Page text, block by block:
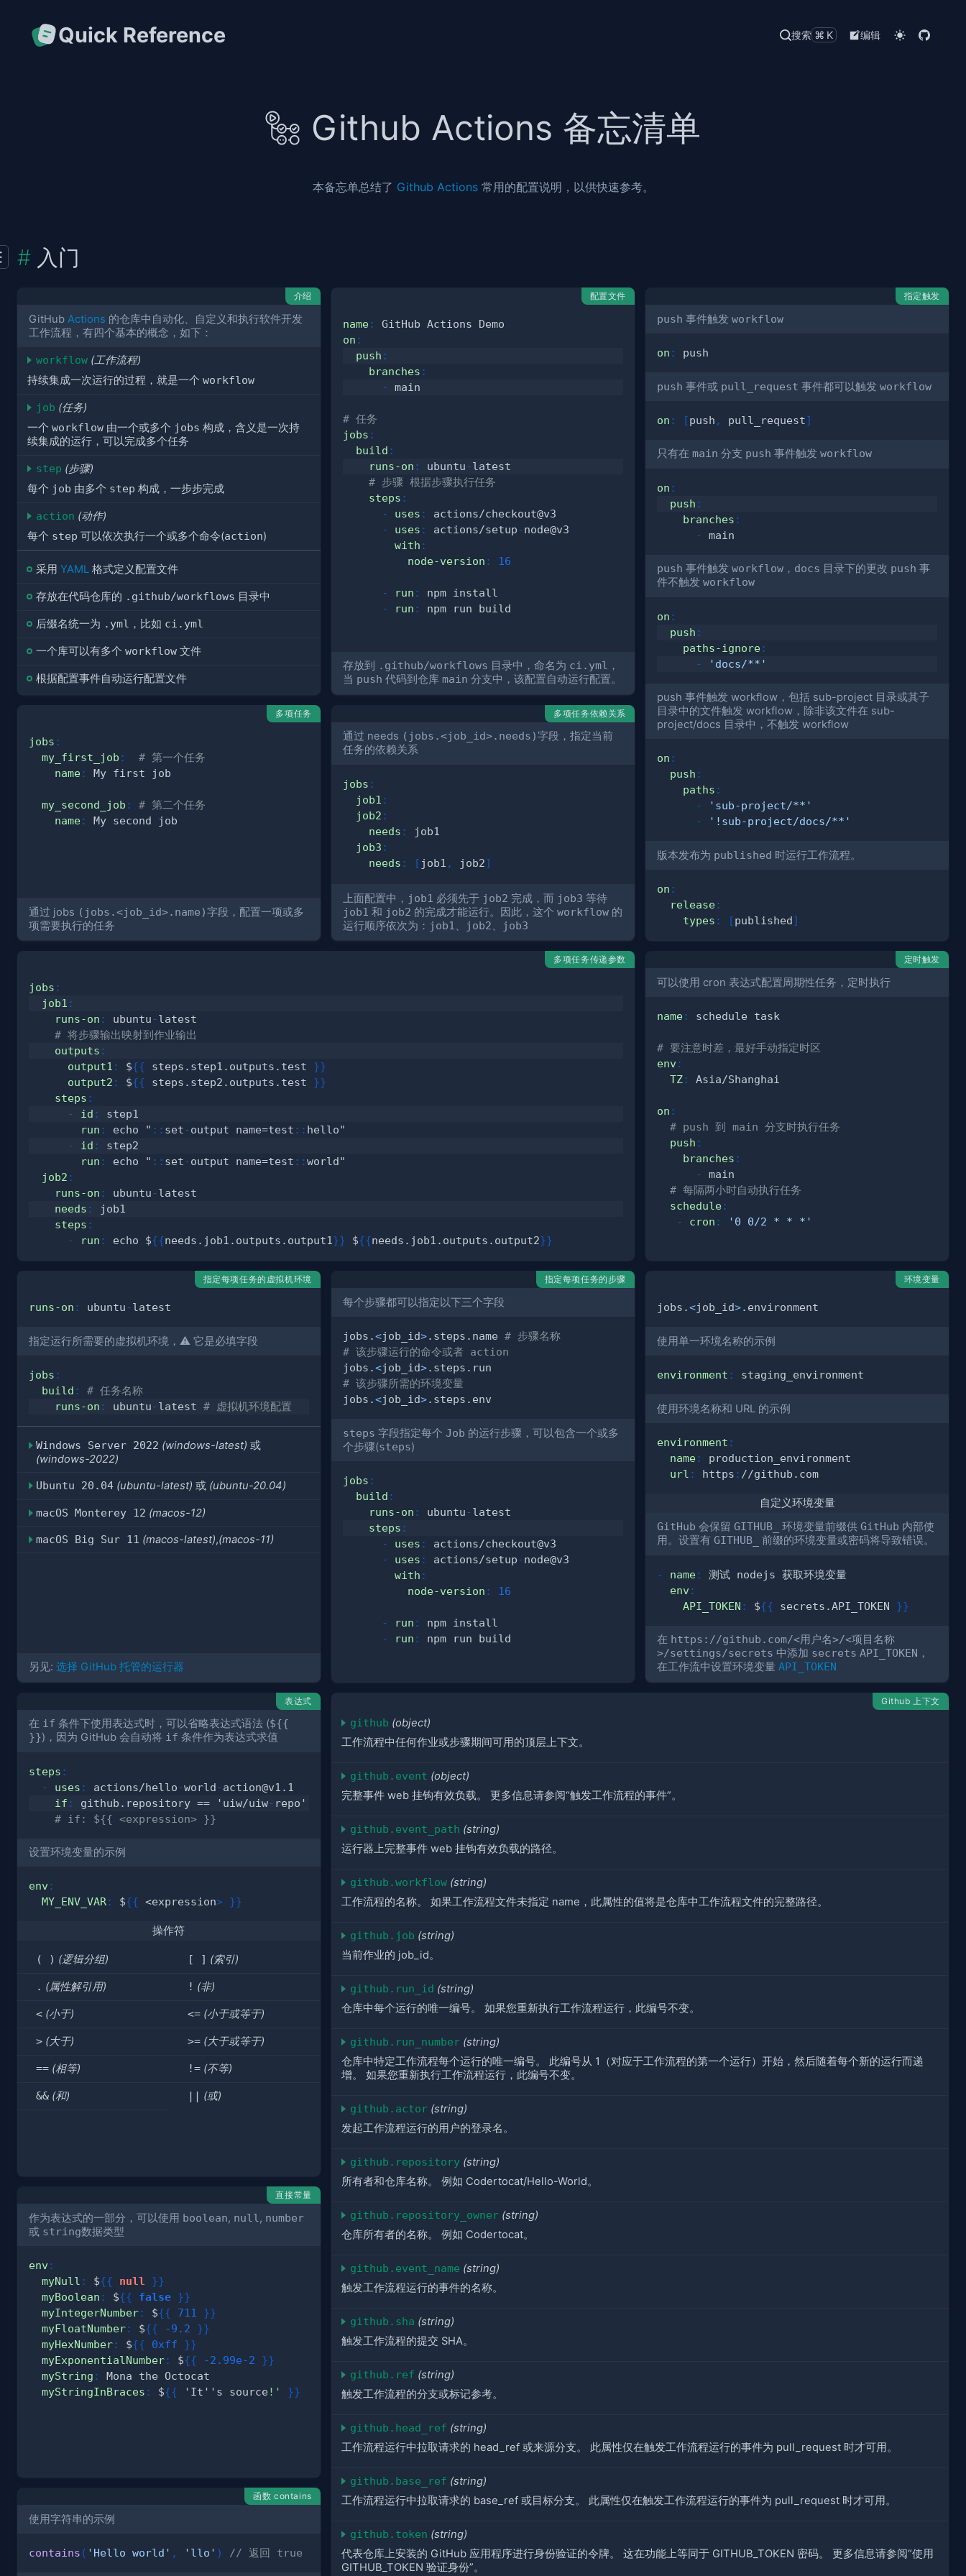
Quick Reference 搜索 ⌘K 编辑
Github Actions 备忘清单
本备忘单总结了 Github Actions常用的配置说明，以供快速参考。
入门
介绍
GitHub Actions 的仓库中自动化、自定义和执行软件开发
工作流程，有四个基本的概念，如下：
workflow (工作流程)
持续集成一次运行的过程，就是一个 workflow
job (任务)
一个 workflow 由一个或多个 jobs 构成，含义是一次持
续集成的运行，可以完成多个任务
step (步骤)
每个 job 由多个 step 构成，一步步完成
action (动作)
每个 step 可以依次执行一个或多个命令(action)
采用 YAML 格式定义配置文件
存放在代码仓库的 .github/workflows 目录中
后缀名统一为 .yml ，比如 ci.yml
一个库可以有多个 workflow 文件
根据配置事件自动运行配置文件
配置文件
name:
on :
push :
branches :
-
# 任务
jobs :
build :
runs-on : ubuntu-
# 步骤 根据步骤执行任务
steps :
-
uses :
-
uses : actions/setup-
with :
node-version : 16
- run :
-
run :
存放到 .github/workflows 目录中，命名为 ci.yml ，
当 push 代码到仓库 main 分支中，该配置自动运行配置。
指定触发
push 事件触发workflow
on :
push 事件或 pull_request 事件都可以触发workflow
on : [push , pull_request]
只有在 main 分支 push 事件触发workflow
on :
push :
branches :
-
push 事件触发workflow ， docs 目录下的更改 push 事
件不触发workflow
on :
push :
paths-ignore:
-
'docs/**'
push 事件触发 workflow，包括 sub-project 目录或其子
目录中的文件触发 workflow，除非该文件在 sub-
project/docs 目录中，不触发 workflow
on :
push :
paths :
-
'sub-project/**'
-
'!sub-project/docs/**'
版本发布为 published 时运行工作流程。
on :
release:
types : [published]
多项任务
jobs :
my_first_job :
# 第一个任务
name:
my_second_job :
# 第二个任务
name:
通过 jobs (jobs.<job_id>.name)字段，配置一项或多
项需要执行的任务
多项任务依赖关系
通过 needs (jobs.<job_id>.needs)字段，指定当前
任务的依赖关系
jobs :
job1 :
job2 :
needs :
job3 :
needs : [ job1 , job2]
上面配置中， job1 必须先于 job2 完成，而 job3 等待
job1 和 job2 的完成才能运行。因此，这个workflow 的
运行顺序依次为： job1 、 job2、 job3
多项任务传递参数
jobs :
job1 :
runs-on : ubuntu-
# 将步骤输出映射到作业输出
outputs :
output1 : ${{ steps.step1.outputs.test }}
output2 : ${{ steps.step2.outputs.test }}
steps :
-
id :
run : echo " : : set-output name=test : :
-
id :
run : echo " : : set-output name=test : :
job2 :
runs-on : ubuntu-
needs :
steps :
-
run : echo ${{needs.job1.outputs.output1 }} ${{needs.job1.outputs.output2}}
定时触发
可以使用 cron 表达式配置周期性任务，定时执行
name:
# 要注意时差，最好手动指定时区
env:
TZ:
on :
# push 到 main 分支时执行任务
push :
branches :
-
# 每隔两小时自动执行任务
schedule:
-
cron : '0 0/2 * * *'
指定每项任务的虚拟机环境
runs-on : ubuntu-
指定运行所需要的虚拟机环境，⚠️ 它是必填字段
jobs :
build :
# 任务名称
runs-on : ubuntu-latest # 虚拟机环境配置
Windows Server 2022 (windows-latest) 或
(windows-2022)
Ubuntu 20.04 (ubuntu-latest) 或 (ubuntu-20.04)
macOS Monterey 12 (macos-12)
macOS Big Sur 11 (macos-latest),(macos-11)
另见: 选择 GitHub 托管的运行器
指定每项任务的步骤
每个步骤都可以指定以下三个字段
jobs.<job_id>.steps.name # 步骤名称
# 该步骤运行的命令或者 action
jobs.<job_id>
# 该步骤所需的环境变量
jobs.<job_id>
steps 字段指定每个 Job 的运行步骤，可以包含一个或多
个步骤(steps)
jobs :
build :
runs-on : ubuntu-
steps :
-
uses :
-
uses : actions/setup-
with :
node-version : 16
- run :
-
run :
环境变量
jobs.<job_id>
使用单一环境名称的示例
environment :
使用环境名称和 URL 的示例
environment :
name:
url : https :
自定义环境变量
GitHub 会保留GITHUB_ 环境变量前缀供GitHub 内部使
用。设置有GITHUB_ 前缀的环境变量或密码将导致错误。
- name:
env:
API_TOKEN : ${{ secrets.API_TOKEN }}
在 https://github.com/<用户名>/<项目名称
>/settings/secrets 中添加 secrets API_TOKEN ，
在工作流中设置环境变量API_TOKEN
表达式
在 if 条件下使用表达式时，可以省略表达式语法 (${{
}})，因为 GitHub 会自动将 if 条件作为表达式求值
steps :
-
uses : actions/hello-world-
if : github.repository == 'uiw/uiw-
# if: ${{ <expression> }}
设置环境变量的示例
env:
MY_ENV_VAR: ${{ <expression> }}
操作符
( ) (逻辑分组) [ ] (索引)
. (属性解引用) ! (非)
< (小于) <= (小于或等于)
> (大于) >= (大于或等于)
== (相等) != (不等)
&& (和) || (或)
Github 上下文
github (object)
工作流程中任何作业或步骤期间可用的顶层上下文。
github.event (object)
完整事件 web 挂钩有效负载。 更多信息请参阅“触发工作流程的事件”。
github.event_path (string)
运行器上完整事件 web 挂钩有效负载的路径。
github.workflow (string)
工作流程的名称。 如果工作流程文件未指定 name，此属性的值将是仓库中工作流程文件的完整路径。
github.job (string)
当前作业的 job_id。
github.run_id (string)
仓库中每个运行的唯一编号。 如果您重新执行工作流程运行，此编号不变。
github.run_number (string)
仓库中特定工作流程每个运行的唯一编号。 此编号从 1（对应于工作流程的第一个运行）开始，然后随着每个新的运行而递
增。 如果您重新执行工作流程运行，此编号不变。
github.actor (string)
发起工作流程运行的用户的登录名。
github.repository (string)
所有者和仓库名称。 例如 Codertocat/Hello-World。
github.repository_owner (string)
仓库所有者的名称。 例如 Codertocat。
github.event_name (string)
触发工作流程运行的事件的名称。
github.sha (string)
触发工作流程的提交 SHA。
github.ref (string)
触发工作流程的分支或标记参考。
github.head_ref (string)
工作流程运行中拉取请求的 head_ref 或来源分支。 此属性仅在触发工作流程运行的事件为 pull_request 时才可用。
github.base_ref (string)
工作流程运行中拉取请求的 base_ref 或目标分支。 此属性仅在触发工作流程运行的事件为 pull_request 时才可用。
github.token (string)
代表仓库上安装的 GitHub 应用程序进行身份验证的令牌。 这在功能上等同于 GITHUB_TOKEN 密码。 更多信息请参阅“使用
GITHUB_TOKEN 验证身份”。
直接常量
作为表达式的一部分，可以使用 boolean, null , number
或 string数据类型
env:
myNull : ${{ null }}
myBoolean : ${{ false }}
myIntegerNumber: ${{ 711 }}
myFloatNumber: ${{ -9.2 }}
myHexNumber: ${{ 0xff }}
myExponentialNumber: ${{ -2.99e-2 }}
myString :
myStringInBraces : ${{ 'It''s source !' }}
函数 contains
使用字符串的示例
contains ( 'Hello world' , 'llo' ) // 返回 true